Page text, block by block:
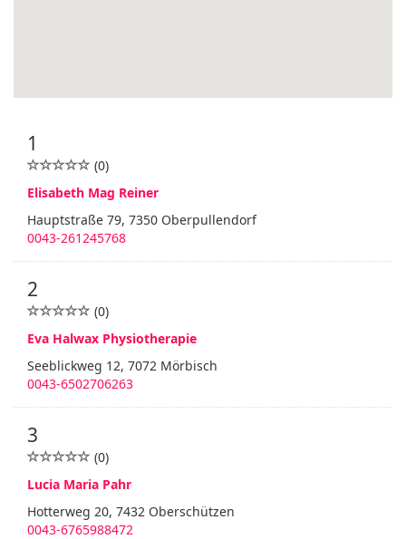
1
(0)
Elisabeth Mag Reiner
Hauptstraße 79, 7350 Oberpullendorf
0043-261245768
2
(0)
Eva Halwax Physiotherapie
Seeblickweg 12, 7072 Mörbisch
0043-6502706263
3
(0)
Lucia Maria Pahr
Hotterweg 20, 7432 Oberschützen
0043-6765988472